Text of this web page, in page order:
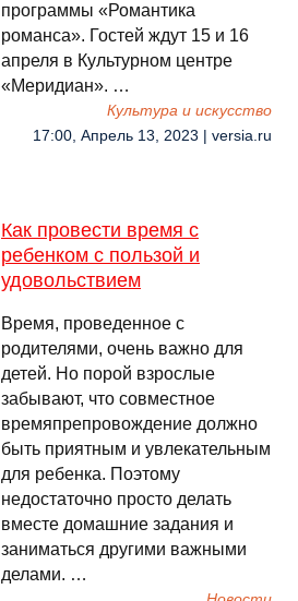
программы «Романтика
романса». Гостей ждут 15 и 16
апреля в Культурном центре
«Меридиан». …
Культура и искусство
17:00, Апрель 13, 2023 | versia.ru
Как провести время с
ребенком с пользой и
удовольствием
Время, проведенное с
родителями, очень важно для
детей. Но порой взрослые
забывают, что совместное
времяпрепровождение должно
быть приятным и увлекательным
для ребенка. Поэтому
недостаточно просто делать
вместе домашние задания и
заниматься другими важными
делами. …